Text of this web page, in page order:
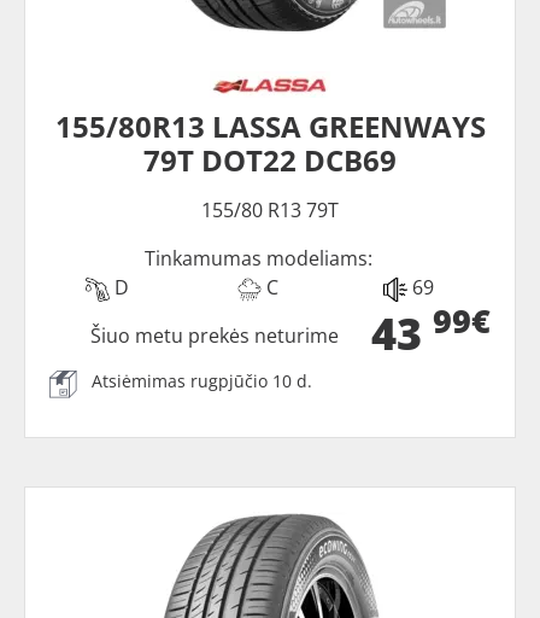
155/80R13 LASSA GREENWAYS
79T DOT22 DCB69
155/80 R13 79T
Tinkamumas modeliams:
D
C 69
43 99€
Šiuo metu prekės neturime
Atsiėmimas rugpjūčio 10 d.